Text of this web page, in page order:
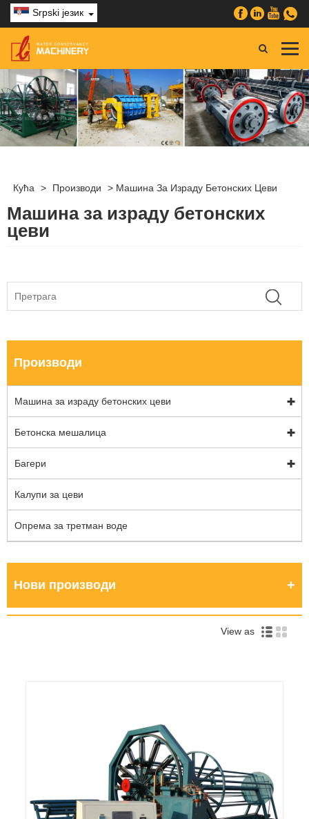
Srpski језик
Кућа > Производи > Машина За Израду Бетонских Цеви
Машина за израду бетонских
цеви
Производи
Машина за израду бетонских цеви
Бетонска мешалица
Багери
Калупи за цеви
Опрема за третман воде
Нови производи
View as